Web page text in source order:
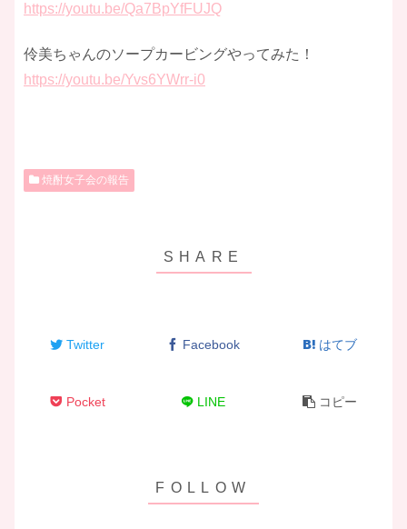
https://youtu.be/Qa7BpYfFUJQ
伶美ちゃんのソープカービングやってみた！
https://youtu.be/Yvs6YWrr-i0
焼酎女子会の報告
Twitter Facebook はてブ
Pocket LINE コピー